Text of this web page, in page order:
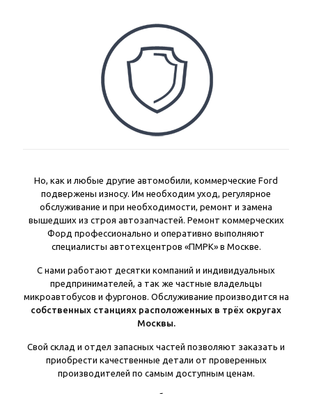
Но, как и любые другие автомобили, коммерческие Ford
подвержены износу. Им необходим уход, регулярное
обслуживание и при необходимости, ремонт и замена
вышедших из строя автозапчастей. Ремонт коммерческих
Форд профессионально и оперативно выполняют
специалисты автотехцентров «ПМРК» в Москве.
С нами работают десятки компаний и индивидуальных
предпринимателей, а так же частные владельцы
микроавтобусов и фургонов. Обслуживание производится на
собственных станциях расположенных в трёх округах
Москвы.
Свой склад и отдел запасных частей позволяют заказать и
приобрести качественные детали от проверенных
производителей по самым доступным ценам.